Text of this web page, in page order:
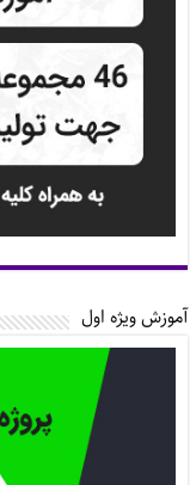
آموزش ویژه اول